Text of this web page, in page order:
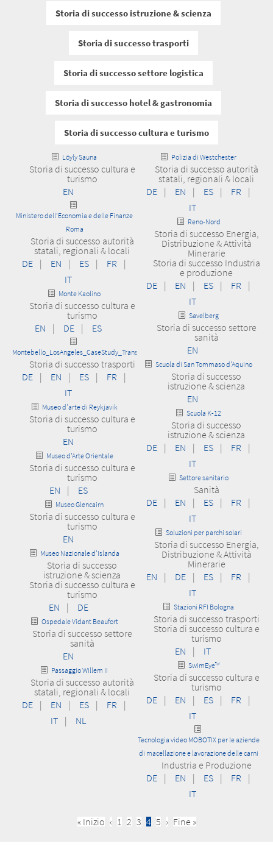
Storia di successo istruzione & scienza
Storia di successo trasporti
Storia di successo settore logistica
Storia di successo hotel & gastronomia
Storia di successo cultura e turismo
Löyly Sauna
Storia di successo cultura e
turismo
EN
Ministero dell’Economia e delle Finanze
Roma
Storia di successo autorità
statali, regionali & locali
DE | EN | ES | FR
|
IT
Monte Kaolino
Storia di successo cultura e
turismo
EN
| DE | ES
Montebello_LosAngeles_CaseStudy_Transport
Storia di successo trasporti
DE | EN | ES | FR
|
IT
Museo d'arte di Reykjavik
Storia di successo cultura e
turismo
EN
Museo d'Arte Orientale
Storia di successo cultura e
turismo
EN
| ES
Museo Glencairn
Storia di successo cultura e
turismo
EN
Museo Nazionale d'Islanda
Storia di successo
istruzione & scienza
Storia di successo cultura e
turismo
EN
| DE
Ospedale Vidant Beaufort
Storia di successo settore
sanità
EN
Passaggio Willem II
Storia di successo autorità
statali, regionali & locali
DE | EN | ES | FR
|
IT | NL
Polizia di Westchester
Storia di successo autorità
statali, regionali & locali
DE | EN | ES | FR
|
IT
Reno-Nord
Storia di successo Energia,
Distribuzione & Attività
Minerarie
Storia di successo Industria
e produzione
DE | EN | ES | FR
|
IT
Savelberg
Storia di successo settore
sanità
EN
Scuola di San Tommaso d'Aquino
Storia di successo
istruzione & scienza
EN
Scuola K-12
Storia di successo
istruzione & scienza
DE | EN | ES | FR
|
IT
Settore sanitario
Sanità
DE | EN | ES | FR
|
IT
Soluzioni per parchi solari
Storia di successo Energia,
Distribuzione & Attività
Minerarie
EN
| DE | ES | FR
|
IT
Stazioni RFI Bologna
Storia di successo trasporti
Storia di successo cultura e
turismo
EN
| IT
SwimEye™
Storia di successo cultura e
turismo
DE | EN | ES | FR
|
IT
Tecnologia video MOBOTIX per le aziende
di macellazione e lavorazione delle carni
Industria e Produzione
DE | EN | ES | FR
|
IT
Pagination
First
« Inizio Previous
‹ Pagina
1 Pagina
2 Pagina
3 Current
4 Pagina
5 Next
› Last
Fine »